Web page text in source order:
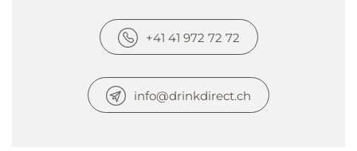
+41 41 972 72 72
info@drinkdirect.ch